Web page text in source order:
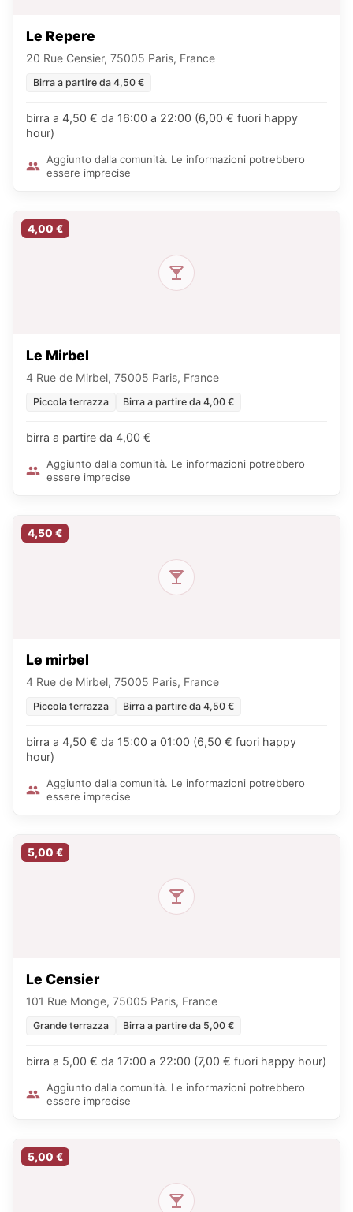
Le Repere
20 Rue Censier, 75005 Paris, France
Birra a partire da 4,50 €
birra a 4,50 € da 16:00 a 22:00 (6,00 € fuori happy
hour)
Aggiunto dalla comunità. Le informazioni potrebbero
essere imprecise
4,00 €
Le Mirbel
4 Rue de Mirbel, 75005 Paris, France
Piccola terrazza Birra a partire da 4,00 €
birra a partire da 4,00 €
Aggiunto dalla comunità. Le informazioni potrebbero
essere imprecise
4,50 €
Le mirbel
4 Rue de Mirbel, 75005 Paris, France
Piccola terrazza Birra a partire da 4,50 €
birra a 4,50 € da 15:00 a 01:00 (6,50 € fuori happy
hour)
Aggiunto dalla comunità. Le informazioni potrebbero
essere imprecise
5,00 €
Le Censier
101 Rue Monge, 75005 Paris, France
Grande terrazza Birra a partire da 5,00 €
birra a 5,00 € da 17:00 a 22:00 (7,00 € fuori happy hour)
Aggiunto dalla comunità. Le informazioni potrebbero
essere imprecise
5,00 €